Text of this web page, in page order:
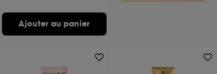
Ajouter au panier